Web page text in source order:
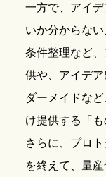
一方で、アイ
いか分からな
条件整理など
供や、アイデ
ダーメイドな
け提供する「
さらに、プロ
を終えて、量